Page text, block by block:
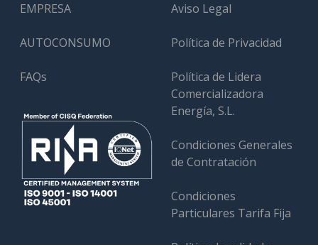
EMPRESA
AUTOCONSUMO
FAQs
Aviso Legal
Política de Privacidad
Política de Lidera
Comercializadora
Energía, S.L.
Condiciones Generales
de Contratación
Condiciones
Particulares Tarifa Fija